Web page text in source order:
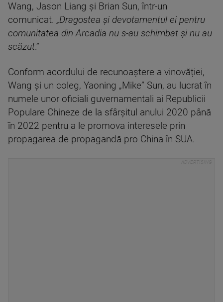
Wang, Jason Liang și Brian Sun, într-un
comunicat. „Dragostea și devotamentul ei pentru
comunitatea din Arcadia nu s-au schimbat și nu au
scăzut.”
Conform acordului de recunoaștere a vinovăției,
Wang și un coleg, Yaoning „Mike” Sun, au lucrat în
numele unor oficiali guvernamentali ai Republicii
Populare Chineze de la sfârșitul anului 2020 până
în 2022 pentru a le promova interesele prin
propagarea de propagandă pro China în SUA.